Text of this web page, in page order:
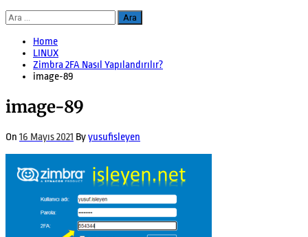
Arama:
Home
LINUX
Zimbra 2FA Nasıl Yapılandırılır?
image-89
image-89
On 16 Mayıs 2021 Byyusufisleyen